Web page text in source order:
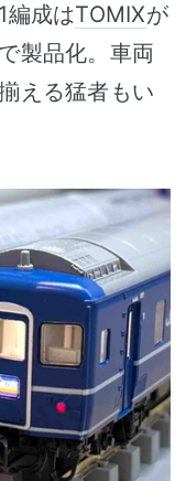
編成はTOMIXが
製品化。車両
える猛者もい